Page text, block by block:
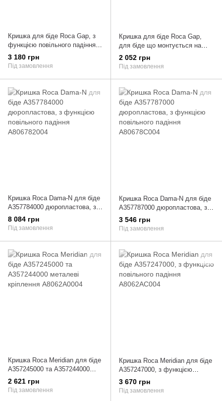
Кришка для біде Roca Gap, з
функцією повільного падіння
A806472004
3 180 грн
Під замовлення
Кришка для біде Roca Gap,
для біде що монтується на
підлозі A806470004
2 052 грн
Під замовлення
Кришка Roca Dama-N для біде
A357784000 дюропластова, з
функцією повільного падіння
A806782004
8 084 грн
Під замовлення
Кришка Roca Dama-N для біде
A357787000 дюропластова, з
функцією повільного падіння
A80678C004
3 546 грн
Під замовлення
Кришка Roca Meridian для біде
A357245000 та A357244000
металеві кріплення
A8062A0004
2 621 грн
Під замовлення
Кришка Roca Meridian для біде
A357247000, з функцією
повільного падіння
A8062AC004
3 670 грн
Під замовлення